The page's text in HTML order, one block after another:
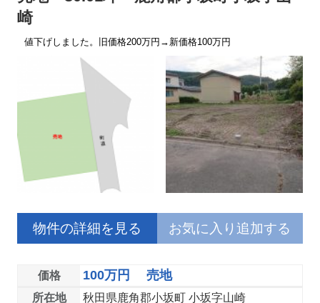
崎
値下げしました。旧価格200万円→新価格100万円
物件の詳細を見る お気に入り追加する
価格 100万円 売地
所在地 秋田県鹿角郡小坂町 小坂字山崎